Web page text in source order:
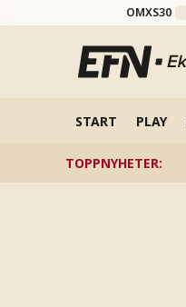
OMXS30
START PLAY
TOPPNYHETER: